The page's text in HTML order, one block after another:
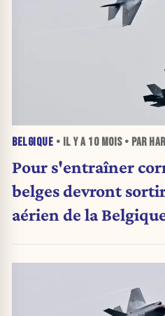
BELGIQUE • IL Y A 10 MOIS• PAR
Pour s'entraîner
belges devront
aérien de la